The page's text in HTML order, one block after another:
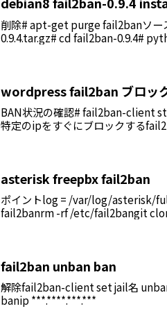
削除# apt-get purge fail2banソ
0.9.4.tar.gz# cd fail2ban-0.9.4#
wordpress fail2ban ブロッ
BAN状況の確認# fail2ban-client
特定のipをすぐにブロックする
asterisk freepbx fail2ban
ポイントlog = /var/log/asterisk/
fail2banrm -rf /etc/fail2bangit
fail2ban unban ban
解除fail2ban-client set jail名
banip ***.****.***.***